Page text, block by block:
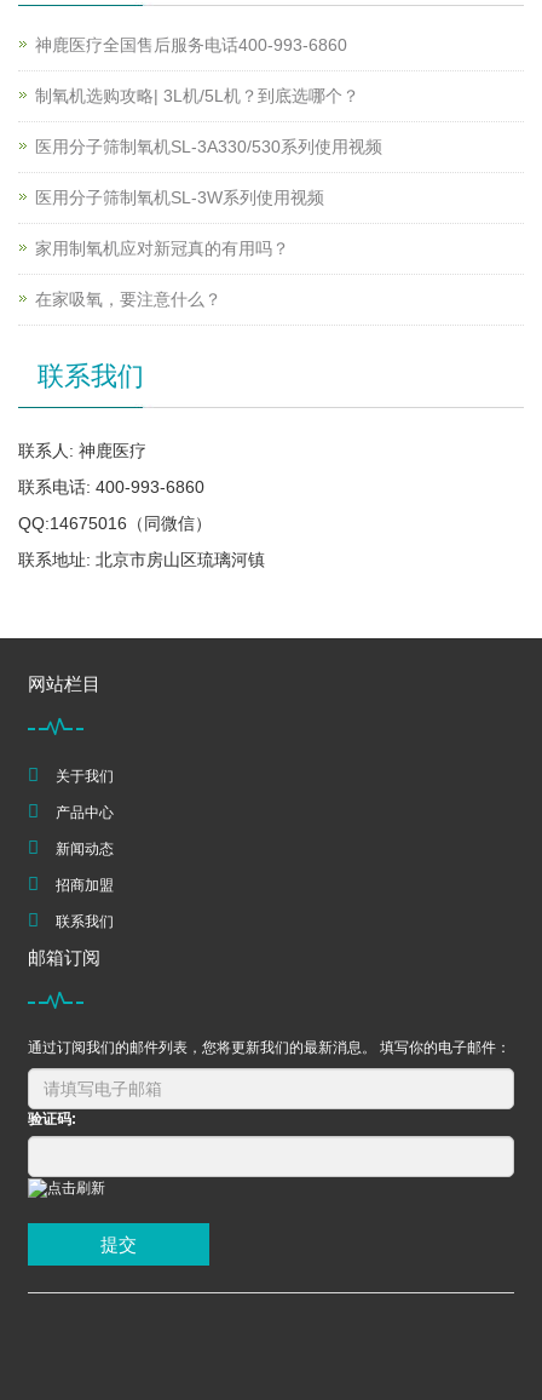
神鹿医疗全国售后服务电话400-993-6860
制氧机选购攻略| 3L机/5L机？到底选哪个？
医用分子筛制氧机SL-3A330/530系列使用视频
医用分子筛制氧机SL-3W系列使用视频
家用制氧机应对新冠真的有用吗？
在家吸氧，要注意什么？
联系我们
联系人: 神鹿医疗
联系电话: 400-993-6860
QQ:14675016（同微信）
联系地址: 北京市房山区琉璃河镇
网站栏目
关于我们
产品中心
新闻动态
招商加盟
联系我们
邮箱订阅
通过订阅我们的邮件列表，您将更新我们的最新消息。 填写你的电子邮件：
验证码:
提交